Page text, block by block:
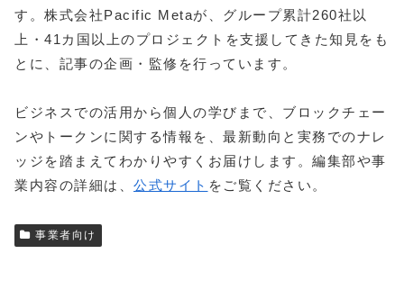
す。株式会社Pacific Metaが、グループ累計260社以
上・41カ国以上のプロジェクトを支援してきた知見をも
とに、記事の企画・監修を行っています。
ビジネスでの活用から個人の学びまで、ブロックチェー
ンやトークンに関する情報を、最新動向と実務でのナレ
ッジを踏まえてわかりやすくお届けします。編集部や事
業内容の詳細は、 公式サイト をご覧ください。
事業者向け